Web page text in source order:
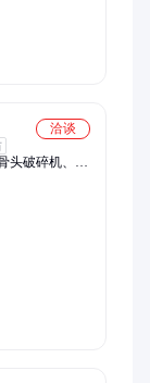
洽谈
头破碎机、无